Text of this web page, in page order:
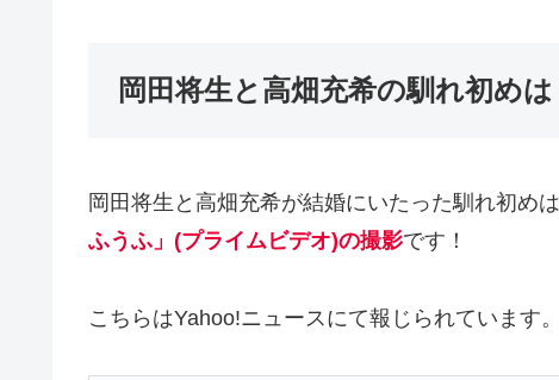
岡田将生と高畑充希の馴れ初めは
岡田将生と高畑充希が結婚にいたった馴れ初め
ふうふ」(プライムビデオ)の撮影です！
こちらはYahoo!ニュースにて報じられています。